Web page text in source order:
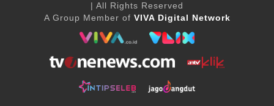
| All Rights Reserved
A Group Member of VIVA Digital Network